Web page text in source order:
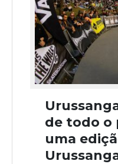
de todo o
uma